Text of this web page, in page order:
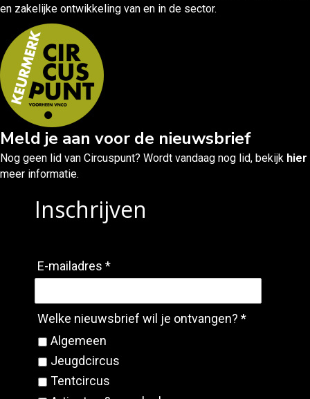
en zakelijke ontwikkeling van en in de sector.
Meld je aan voor de nieuwsbrief
Nog geen lid van Circuspunt? Wordt vandaag nog lid, bekijk hier
meer informatie.
Inschrijven
E-mailadres *
Welke nieuwsbrief wil je ontvangen? *
Algemeen
Jeugdcircus
Tentcircus